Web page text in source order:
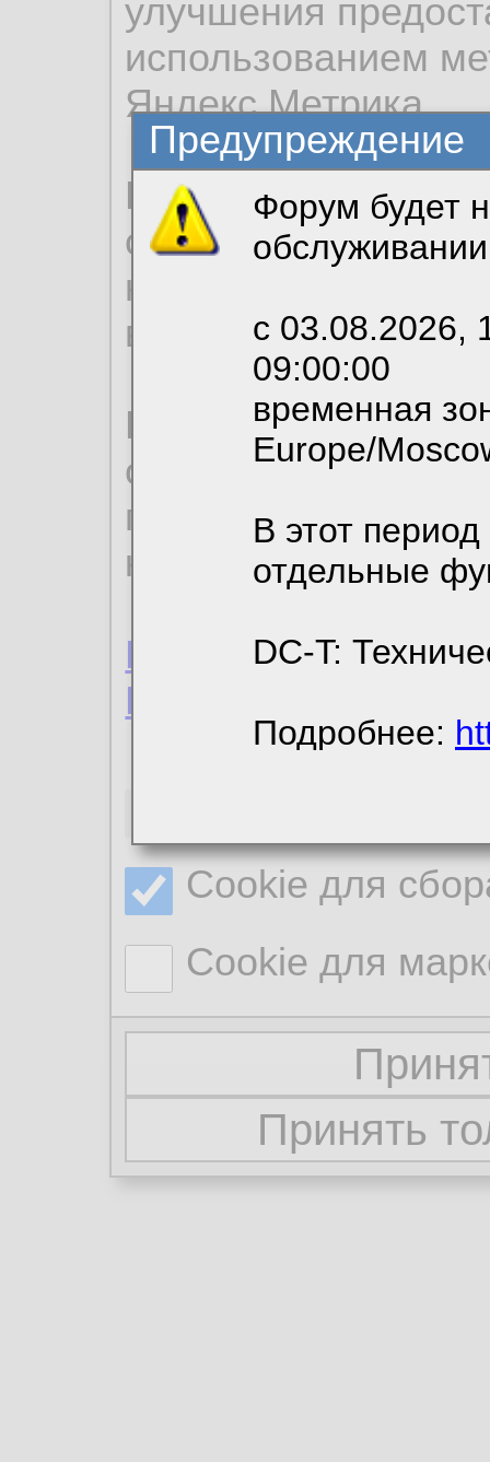
Предупреждение
Форум будет
с 03.08.2026,
09:00:00
временная
Europe/
В этот
отдельные
DC-T:
Подробнее:
улучшения
использованием
Яндекс.Метрика.
Продолжая
согласие на
необходимых для
вы можете
По
ознакомиться с
пользовательским
Пользовательское
Политика
Cookie для
Cookie для